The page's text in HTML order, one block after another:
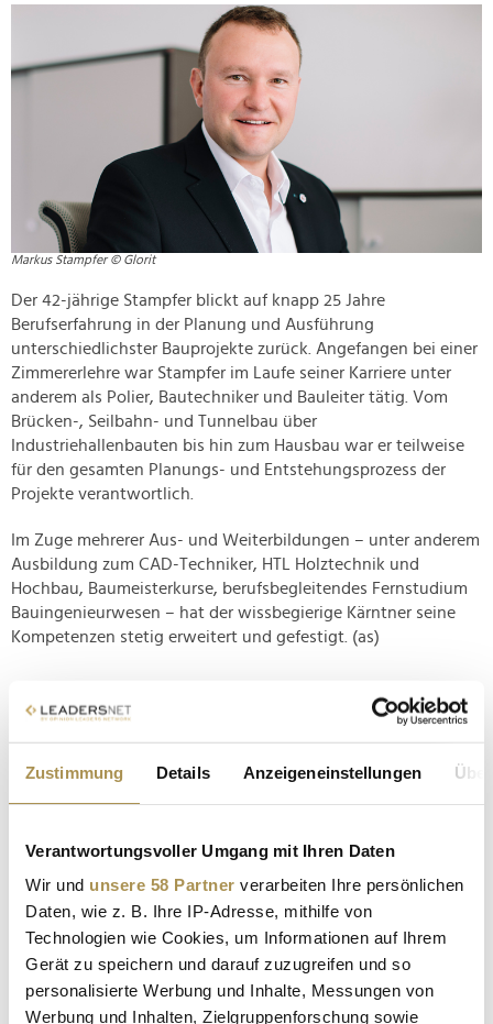
Zustimmung Details Anzeigeneinstellungen
Verantwortungsvoller Umgang mit Ihren Daten
Wir und unsere 58 Partner verarbeiten Ihre persönlichen
Daten, wie z. B. Ihre IP-Adresse, mithilfe von
Technologien wie Cookies, um Informationen auf Ihrem
Gerät zu speichern und darauf zuzugreifen und so
personalisierte Werbung und Inhalte, Messungen von
Werbung und Inhalten, Zielgruppenforschung sowie
Markus Stampfer © Glorit
Der 42-jährige Stampfer blickt auf knapp 25 Jahre
Berufserfahrung in der Planung und Ausführung
unterschiedlichster Bauprojekte zurück. Angefangen bei einer
Zimmererlehre war Stampfer im Laufe seiner Karriere unter
anderem als Polier, Bautechniker und Bauleiter tätig. Vom
Brücken-, Seilbahn- und Tunnelbau über
Industriehallenbauten bis hin zum Hausbau war er teilweise
für den gesamten Planungs- und Entstehungsprozess der
Projekte verantwortlich.
Im Zuge mehrerer Aus- und Weiterbildungen – unter anderem
Ausbildung zum CAD-Techniker, HTL Holztechnik und
Hochbau, Baumeisterkurse, berufsbegleitendes Fernstudium
Bauingenieurwesen – hat der wissbegierige Kärntner seine
Kompetenzen stetig erweitert und gefestigt. (as)
Kommentar veröffentlichen
Autor:*